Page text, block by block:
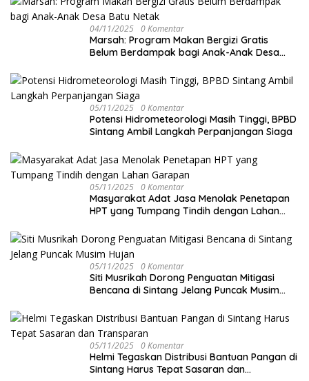
04/11/2025 0 Komentar
Marsah: Program Makan Bergizi Gratis
Belum Berdampak bagi Anak-Anak Desa
05/11/2025 0 Komentar
Potensi Hidrometeorologi Masih Tinggi, BPBD
Sintang Ambil Langkah Perpanjangan Siaga
05/11/2025 0 Komentar
Masyarakat Adat Jasa Menolak Penetapan
HPT yang Tumpang Tindih dengan Lahan
05/11/2025 0 Komentar
Siti Musrikah Dorong Penguatan Mitigasi
Bencana di Sintang Jelang Puncak Musim
05/11/2025 0 Komentar
Helmi Tegaskan Distribusi Bantuan Pangan di
Sintang Harus Tepat Sasaran dan